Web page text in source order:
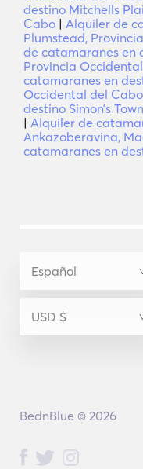
destino Mitchells
Cabo | Alquiler de
Plumstead,
de catamaranes en
Provincia
catamaranes en
Occidental del Cabo
destino Simonʼs
| Alquiler de
Ankazoberavina,
catamaranes en
BednBlue © 2026